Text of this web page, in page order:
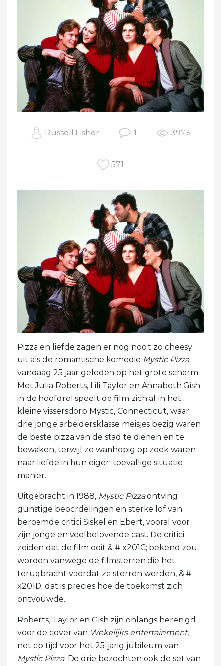
Russell Fisher 1 3973
571
Pizza en liefde zagen er nog nooit zo cheesy
uit als de romantische komedie Mystic Pizza
vandaag 25 jaar geleden op het grote scherm.
Met Julia Roberts, Lili Taylor en Annabeth Gish
in de hoofdrol speelt de film zich af in het
kleine vissersdorp Mystic, Connecticut, waar
drie jonge arbeidersklasse meisjes bezig waren
de beste pizza van de stad te dienen en te
bewaken, terwijl ze wanhopig op zoek waren
naar liefde in hun eigen toevallige situatie
manier.
Uitgebracht in 1988, Mystic Pizzaontving
gunstige beoordelingen en sterke lof van
beroemde critici Siskel en Ebert, vooral voor
zijn jonge en veelbelovende cast. De critici
zeiden dat de film ooit & # x201C; bekend zou
worden vanwege de filmsterren die het
terugbracht voordat ze sterren werden, & #
x201D; dat is precies hoe de toekomst zich
ontvouwde.
Roberts, Taylor en Gish zijn onlangs herenigd
voor de cover van Wekelijks entertainment,
net op tijd voor het 25-jarig jubileum van
Mystic Pizza. De drie bezochten ook de set van